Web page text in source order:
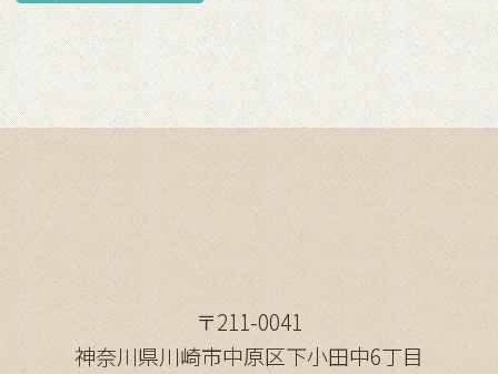
〒211-0041
神奈川県川崎市中原区下小田中6丁目